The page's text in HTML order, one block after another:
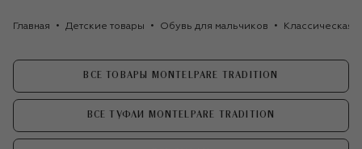
Главная Детские товары Обувь для мальчиков Классическая
ВСЕ ТОВАРЫ MONTELPARE TRADITION
ВСЕ ТУФЛИ MONTELPARE TRADITION